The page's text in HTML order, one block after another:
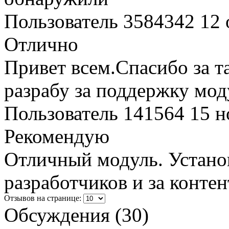
Пользователь 3584342 12
Отлично
Привет всем.Спасибо за
разрабу за поддержку
Пользователь 141564 15
Рекомендую
Отличный модуль.
разработчиков и за
Отзывов на странице:
Обсуждения (30)